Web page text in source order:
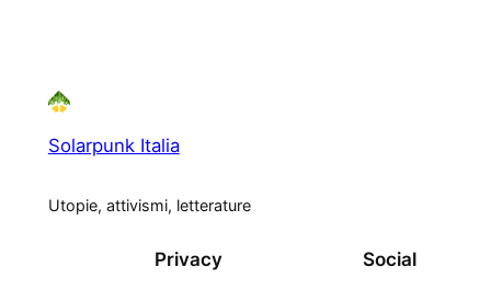
Solarpunk Italia
Utopie, attivismi, letterature
Privacy Social